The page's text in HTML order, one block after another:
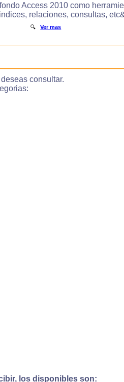
Access 2010 como
relaciones, consultas,
🔍Ver mas
consultar.
los disponibles son: